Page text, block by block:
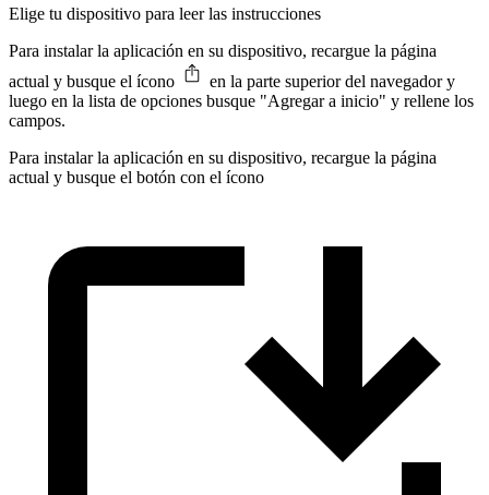
Elige tu dispositivo para leer las instrucciones
Para instalar la aplicación en su dispositivo, recargue la página
actual y busque el ícono
en la parte superior del navegador y
luego en la lista de opciones busque "Agregar a inicio" y rellene los
campos.
Para instalar la aplicación en su dispositivo, recargue la página
actual y busque el botón con el ícono